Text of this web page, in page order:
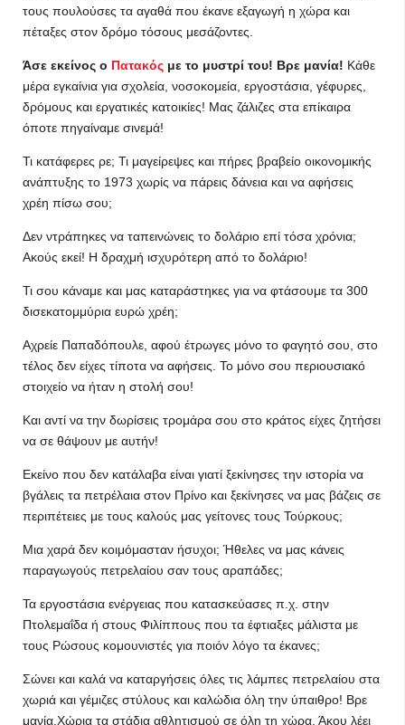
τους πουλούσες τα αγαθά που έκανε εξαγωγή η χώρα και
πέταξες στον δρόμο τόσους μεσάζοντες.
Άσε εκείνος ο Πατακός με το μυστρί του! Βρε μανία! Κάθε
μέρα εγκαίνια για σχολεία, νοσοκομεία, εργοστάσια, γέφυρες,
δρόμους και εργατικές κατοικίες! Μας ζάλιζες στα επίκαιρα
όποτε πηγαίναμε σινεμά!
Τι κατάφερες ρε; Τι μαγείρεψες και πήρες βραβείο οικονομικής
ανάπτυξης το 1973 χωρίς να πάρεις δάνεια και να αφήσεις
χρέη πίσω σου;
Δεν ντράπηκες να ταπεινώνεις το δολάριο επί τόσα χρόνια;
Ακούς εκεί! Η δραχμή ισχυρότερη από το δολάριο!
Τι σου κάναμε και μας καταράστηκες για να φτάσουμε τα 300
δισεκατομμύρια ευρώ χρέη;
Αχρείε Παπαδόπουλε, αφού έτρωγες μόνο το φαγητό σου, στο
τέλος δεν είχες τίποτα να αφήσεις. Το μόνο σου περιουσιακό
στοιχείο να ήταν η στολή σου!
Και αντί να την δωρίσεις τρομάρα σου στο κράτος είχες ζητήσει
να σε θάψουν με αυτήν!
Εκείνο που δεν κατάλαβα είναι γιατί ξεκίνησες την ιστορία να
βγάλεις τα πετρέλαια στον Πρίνο και ξεκίνησες να μας βάζεις σε
περιπέτειες με τους καλούς μας γείτονες τους Τούρκους;
Μια χαρά δεν κοιμόμασταν ήσυχοι; Ήθελες να μας κάνεις
παραγωγούς πετρελαίου σαν τους αραπάδες;
Τα εργοστάσια ενέργειας που κατασκεύασες π.χ. στην
Πτολεμαΐδα ή στους Φιλίππους που τα έφτιαξες μάλιστα με
τους Ρώσους κομουνιστές για ποιόν λόγο τα έκανες;
Σώνει και καλά να καταργήσεις όλες τις λάμπες πετρελαίου στα
χωριά και γέμιζες στύλους και καλώδια όλη την ύπαιθρο! Βρε
μανία.Χώρια τα στάδια αθλητισμού σε όλη τη χώρα. Άκου λέει